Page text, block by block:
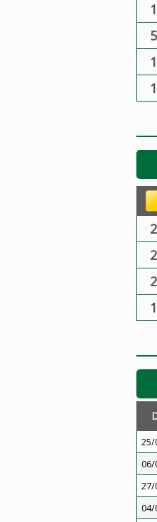
1
5
1
1
2
2
2
1
25/
06/
27/
04/